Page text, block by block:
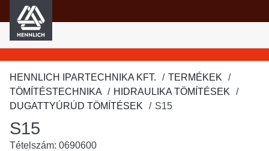
tartalomra
HENNLICH IPARTECHNIKA KFT.
TERMÉKEK
TÖMÍTÉSTECHNIKA
HIDRAULIKA TÖMÍTÉSEK
DUGATTYÚRÚD TÖMÍTÉSEK
S15
S15
Tételszám: 0690600